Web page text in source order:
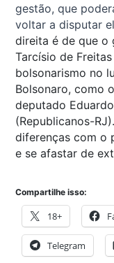
gestão, que
voltar a disputar
direita é de que o
Tarcísio de
bolsonarismo no
Bolsonaro, como
deputado
(Republicanos-
diferenças com o
e se afastar de
Compartilhe isso:
18+
Telegram